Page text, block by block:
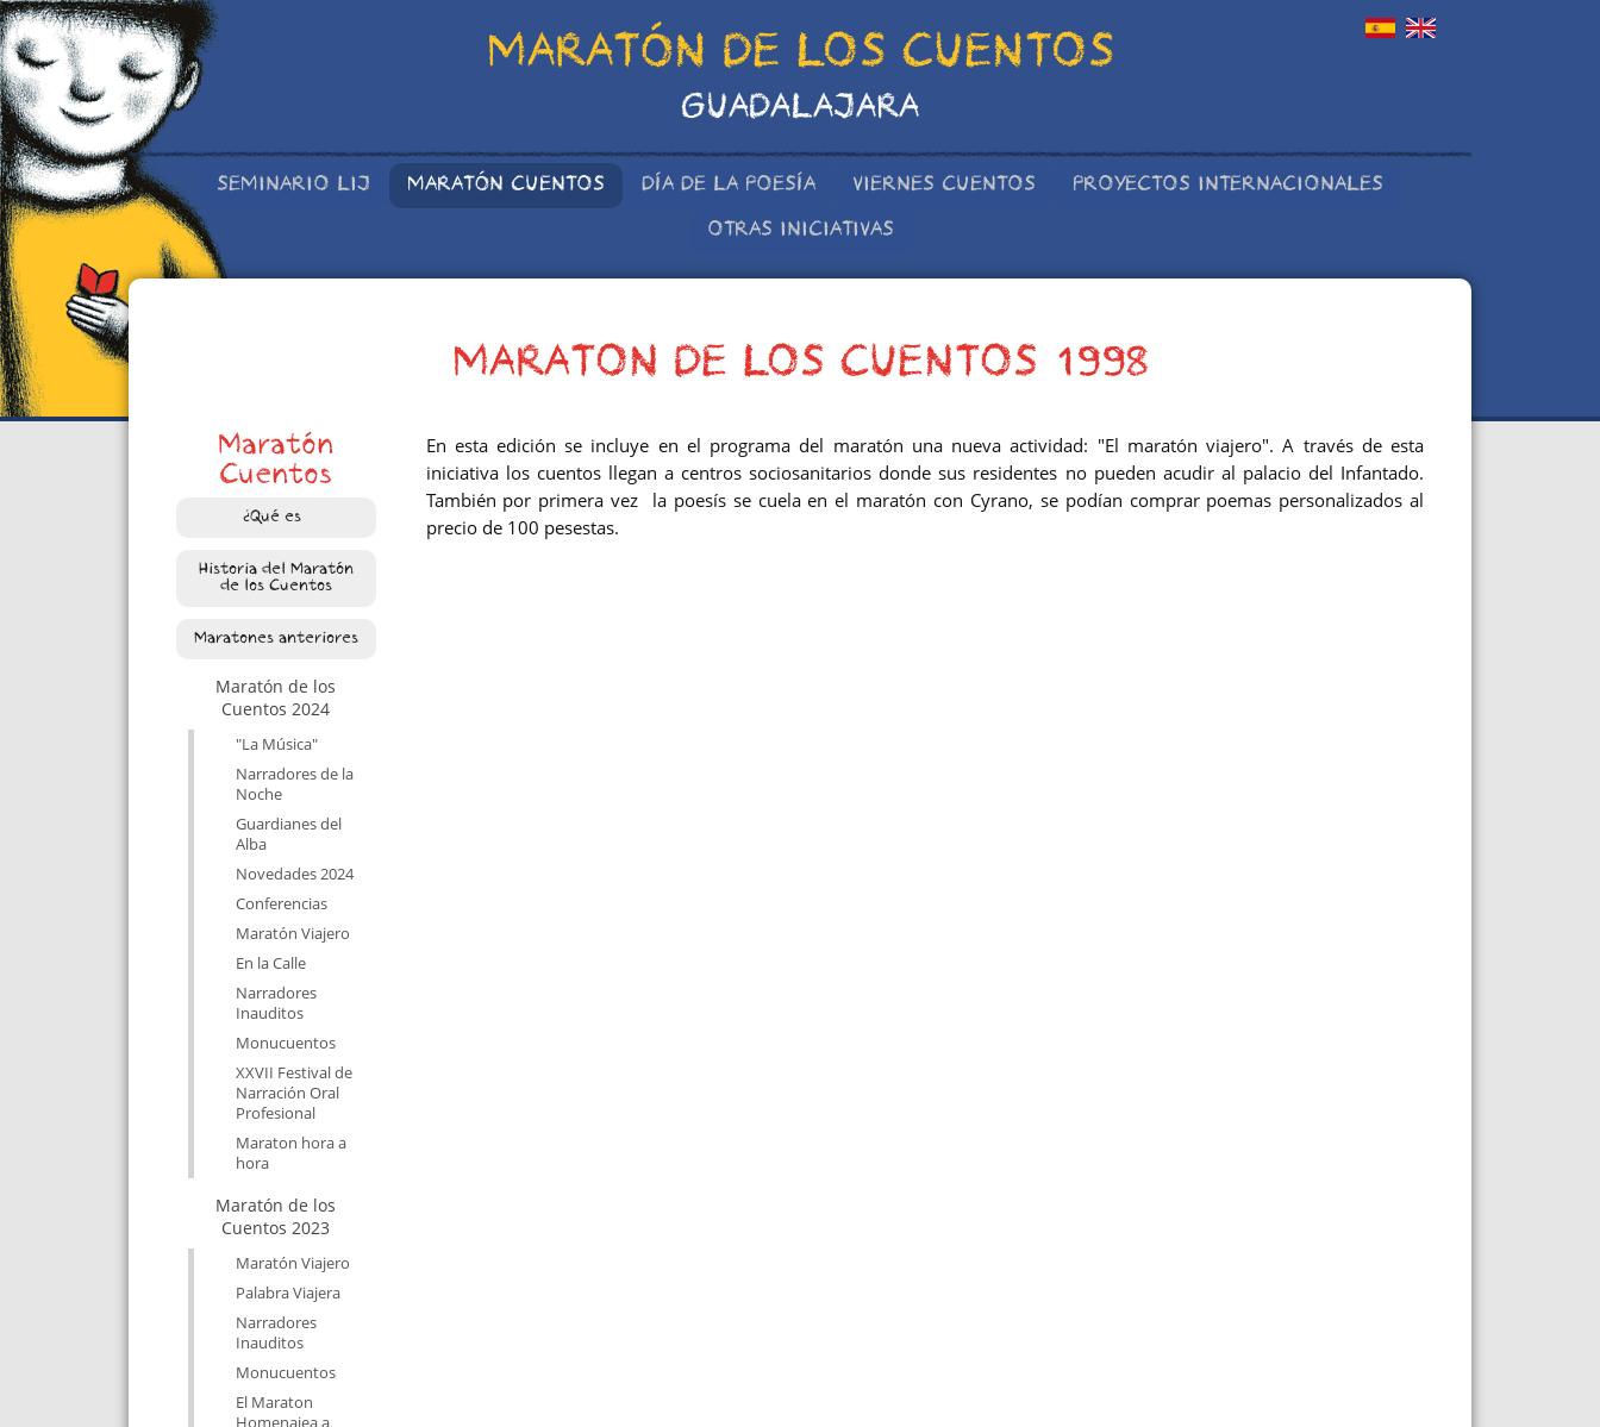
MARATÓN DE LOS CUENTOS
GUADALAJARA
SEMINARIO LIJ MARATÓN CUENTOS DÍA DE LA POESÍA VIERNES CUENTOS PROYECTOS INTERNACIONALES
OTRAS INICIATIVAS
MARATON DE LOS CUENTOS 1998
Maratón
Cuentos
¿Qué es?
Historia del Maratón
de los Cuentos
Maratones anteriores
Maratón de los
Cuentos 2024
"La Música"
Narradores de la
Noche
Guardianes del
Alba
Novedades 2024
Conferencias
Maratón Viajero
En la Calle
Narradores
Inauditos
Monucuentos
XXVII Festival de
Narración Oral
Profesional
Maraton hora a
hora
Maratón de los
Cuentos 2023
Maratón Viajero
Palabra Viajera
Narradores
Inauditos
Monucuentos
El Maraton
En esta edición se incluye en el programa del maratón una nueva actividad: "El maratón viajero". A través de esta
iniciativa los cuentos llegan a centros sociosanitarios donde sus residentes no pueden acudir al palacio del Infantado.
También por primera vez la poesís se cuela en el maratón con Cyrano, se podían comprar poemas personalizados al
precio de 100 pesestas.